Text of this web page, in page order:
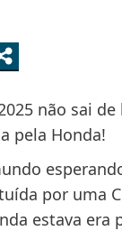
não sai
pela Honda!
por uma
estava era